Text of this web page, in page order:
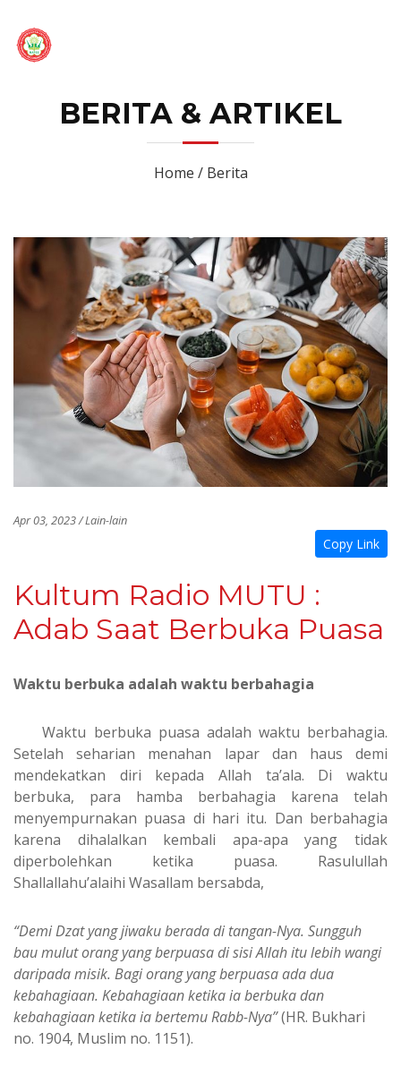
BERITA & ARTIKEL
Home / Berita
Apr 03, 2023 / Lain-lain
Copy Link
Kultum Radio MUTU :
Adab Saat Berbuka Puasa
Waktu berbuka adalah waktu berbahagia
Waktu berbuka puasa adalah waktu berbahagia.
Setelah seharian menahan lapar dan haus demi
mendekatkan diri kepada Allah ta’ala. Di waktu
berbuka, para hamba berbahagia karena telah
menyempurnakan puasa di hari itu. Dan berbahagia
karena dihalalkan kembali apa-apa yang tidak
diperbolehkan ketika puasa. Rasulullah
Shallallahu’alaihi Wasallam bersabda,
“Demi Dzat yang jiwaku berada di tangan-Nya. Sungguh
bau mulut orang yang berpuasa di sisi Allah itu lebih wangi
daripada misik. Bagi orang yang berpuasa ada dua
kebahagiaan. Kebahagiaan ketika ia berbuka dan
kebahagiaan ketika ia bertemu Rabb-Nya”(HR. Bukhari
no. 1904, Muslim no. 1151).